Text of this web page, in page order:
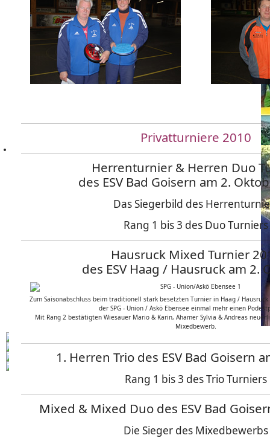
Privatturniere 2010
Herrenturnier & Herren Duo
des ESV Bad Goisern am 2.
Das Siegerbild des
Rang 1 bis 3 des Duo Turniers
Hausruck Mixed Turnier
des ESV Haag / Hausruck am 2.
Zum Saisonabschluss beim traditionell stark besetzten Turnier in Haag /
der SPG - Union / Askö Ebensee einmal mehr einen
Mit Rang 2 bestätigten Wiesauer Mario & Karin, Ahamer Sylvia & Andreas
Mixedbewerb.
1. Herren Trio des ESV Bad Goisern
Rang 1 bis 3 des Trio Turniers
Mixed & Mixed Duo des ESV Bad
Die Sieger des Mixedbewerbs